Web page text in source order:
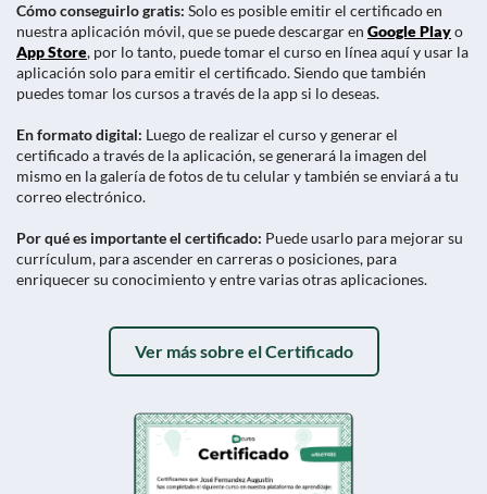
Cómo conseguirlo gratis: Solo es posible emitir el certificado en
nuestra aplicación móvil, que se puede descargar en Google Playo
App Store, por lo tanto, puede tomar el curso en línea aquí y usar la
aplicación solo para emitir el certificado. Siendo que también
puedes tomar los cursos a través de la app si lo deseas.
En formato digital: Luego de realizar el curso y generar el
certificado a través de la aplicación, se generará la imagen del
mismo en la galería de fotos de tu celular y también se enviará a tu
correo electrónico.
Por qué es importante el certificado: Puede usarlo para mejorar su
currículum, para ascender en carreras o posiciones, para
enriquecer su conocimiento y entre varias otras aplicaciones.
Ver más sobre el Certificado